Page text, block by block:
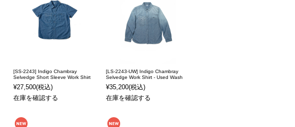
[SS-2243] Indigo Chambray
Selvedge Short Sleeve Work Shirt
¥27,500(税込)
在庫を確認する
[LS-2243-UW] Indigo Chambray
Selvedge Work Shirt - Used Wash
¥35,200(税込)
在庫を確認する